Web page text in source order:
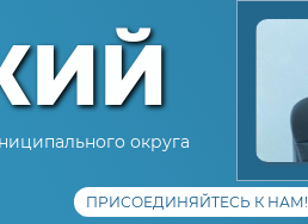
округа
ПРИСОЕДИНЯЙТЕСЬ К НАМ!